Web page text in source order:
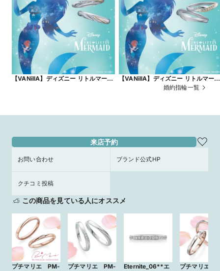
【VANillA】ディズニー リトルマーメ
【VANillA】ディズニー リトルマーメ
イド - Secret of the Sea -海の秘密-
婚約指輪一覧
来店予約
お問い合わせ ブランド公式HP
クチコミ投稿
この商品を見ている人にオススメ
プチマリエ PM-
プチマリエ PM-
Eternite_06**エ
プチマリエ